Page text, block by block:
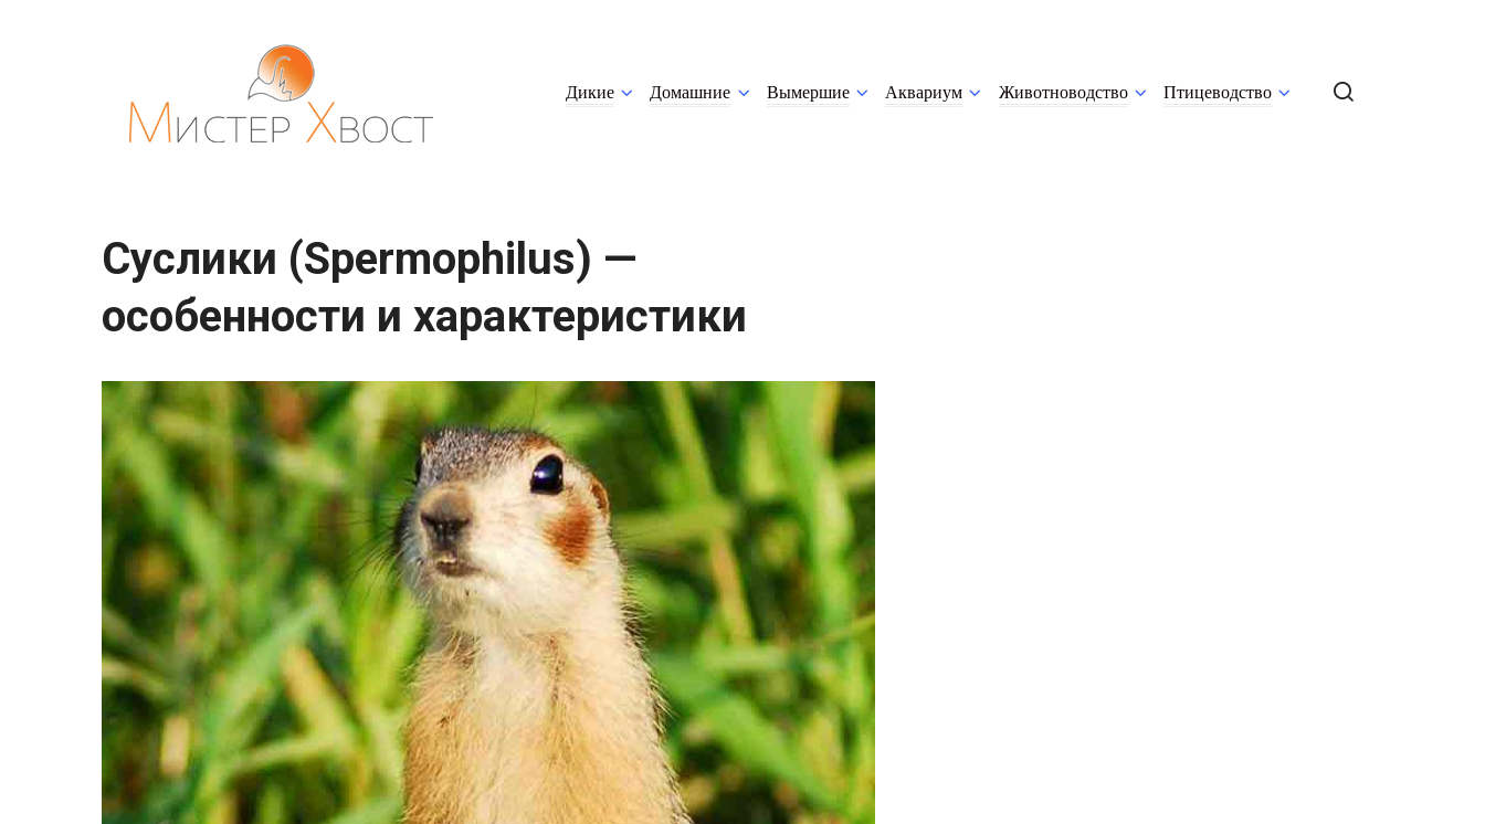
Дикие Домашние Вымершие Аквариум Животноводство Птицеводство
Суслики (Spermophilus) —
особенности и характеристики